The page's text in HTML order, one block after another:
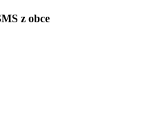
z obce